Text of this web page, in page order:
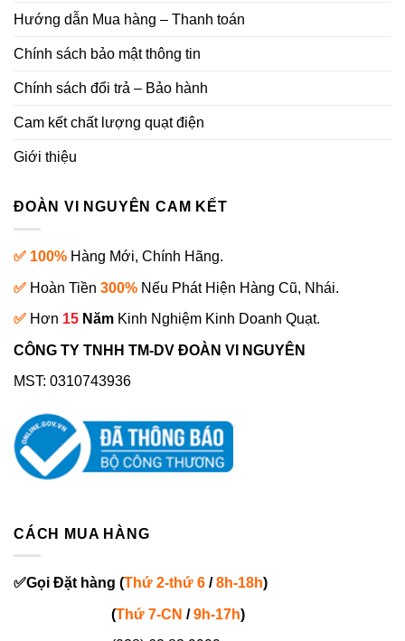
Hướng dẫn Mua hàng – Thanh toán
Chính sách bảo mật thông tin
Chính sách đổi trả – Bảo hành
Cam kết chất lượng quạt điện
Giới thiệu
ĐOÀN VI NGUYÊN CAM KẾT
✅ 100% Hàng Mới, Chính Hãng.
✅ Hoàn Tiền 300% Nếu Phát Hiện Hàng Cũ, Nhái.
✅ Hơn 15 Năm Kinh Nghiệm Kinh Doanh Quạt.
CÔNG TY TNHH TM-DV ĐOÀN VI NGUYÊN
MST: 0310743936
CÁCH MUA HÀNG
✅Gọi Đặt hàng (Thứ 2-thứ 6 /8h-18h)
(Thứ 7-CN /9h-17h)